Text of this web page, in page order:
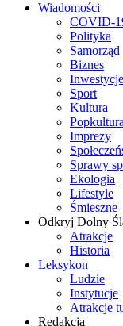
Wiadomości
COVID-
Polityka
Samorząd
Biznes
Inwestycje
Sport
Kultura
Popkultura
Imprezy
Sprawy
Ekologia
Lifestyle
Śmieszne
Odkryj Dolny
Atrakcje
Historia
Leksykon
Ludzie
Instytucje
Atrakcje
Redakcja